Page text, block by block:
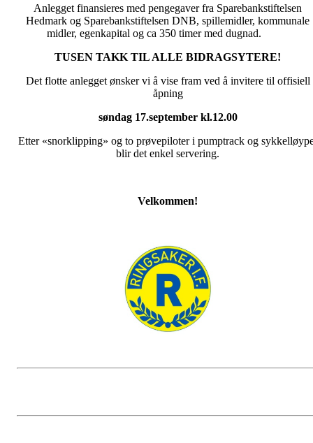
Anlegget finansieres med pengegaver fra Sparebankstiftelsen
Hedmark og Sparebankstiftelsen DNB, spillemidler, kommunale
midler, egenkapital og ca 350 timer med dugnad.
TUSEN TAKK TIL ALLE BIDRAGSYTERE!
Det flotte anlegget ønsker vi å vise fram ved å invitere til offisiell
åpning
søndag 17.september kl.12.00
Etter «snorklipping» og to prøvepiloter i pumptrack og
blir det enkel servering.
Velkommen!